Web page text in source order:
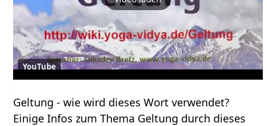
YouTube
Geltung‏‎ - wie wird dieses Wort verwendet?
Einige Infos zum Thema Geltung‏‎ durch dieses